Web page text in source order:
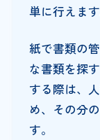
単に行えます
紙で書類の
な書類を探
する際は、
め、その分
す。